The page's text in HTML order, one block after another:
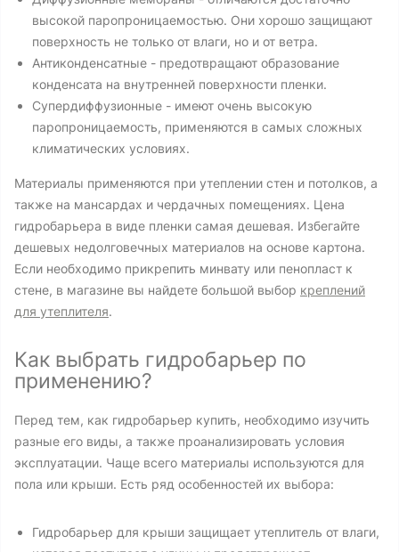
высокой паропроницаемостью. Они хорошо защищают
поверхность не только от влаги, но и от ветра.
Антиконденсатные - предотвращают образование
конденсата на внутренней поверхности пленки.
Супердиффузионные - имеют очень высокую
паропроницаемость, применяются в самых сложных
климатических условиях.
Материалы применяются при утеплении стен и потолков, а
также на мансардах и чердачных помещениях. Цена
гидробарьера в виде пленки самая дешевая. Избегайте
дешевых недолговечных материалов на основе картона.
Если необходимо прикрепить минвату или пенопласт к
стене, в магазине вы найдете большой выбор креплений
для утеплителя.
Как выбрать гидробарьер по
применению?
Перед тем, как гидробарьер купить, необходимо изучить
разные его виды, а также проанализировать условия
эксплуатации. Чаще всего материалы используются для
пола или крыши. Есть ряд особенностей их выбора:
Гидробарьер для крыши защищает утеплитель от влаги,